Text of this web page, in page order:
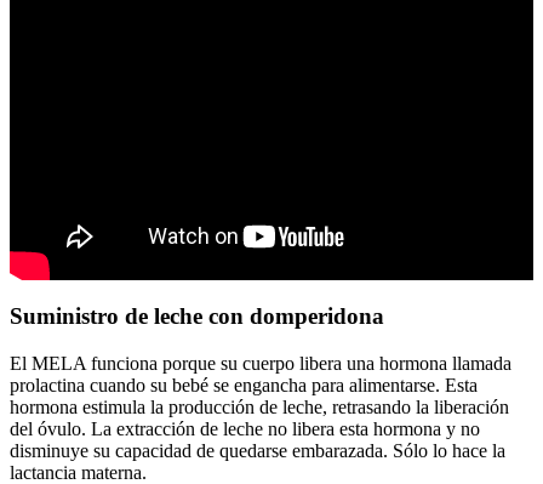
Suministro de leche con domperidona
El MELA funciona porque su cuerpo libera una hormona llamada
prolactina cuando su bebé se engancha para alimentarse. Esta
hormona estimula la producción de leche, retrasando la liberación
del óvulo. La extracción de leche no libera esta hormona y no
disminuye su capacidad de quedarse embarazada. Sólo lo hace la
lactancia materna.